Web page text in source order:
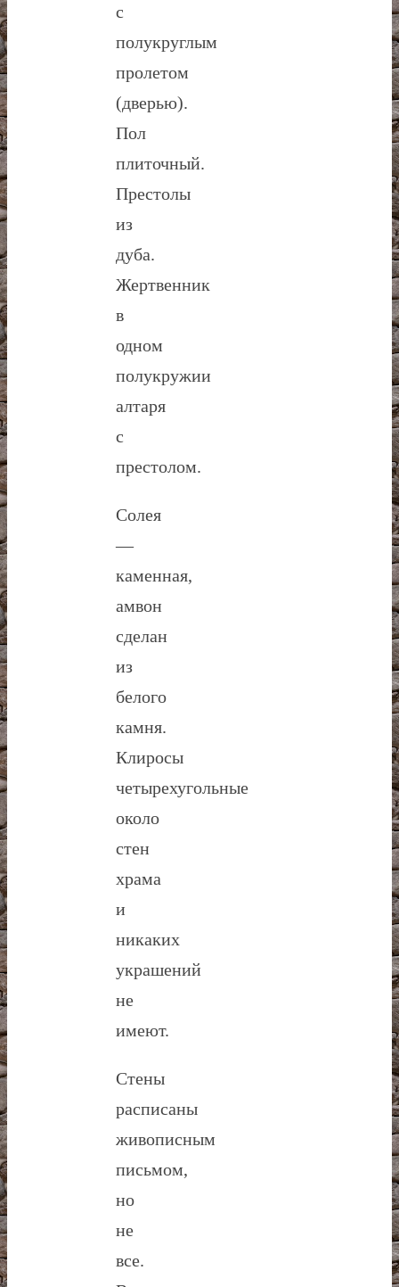
с
полукруглым
пролетом
(дверью).
Пол
плиточный.
Престолы
из
дуба.
Жертвенник
в
одном
полукружии
алтаря
с
престолом.
Солея
—
каменная,
амвон
сделан
из
белого
камня.
Клиросы
четырехугольные
около
стен
храма
и
никаких
украшений
не
имеют.
Стены
расписаны
живописным
письмом,
но
не
все.